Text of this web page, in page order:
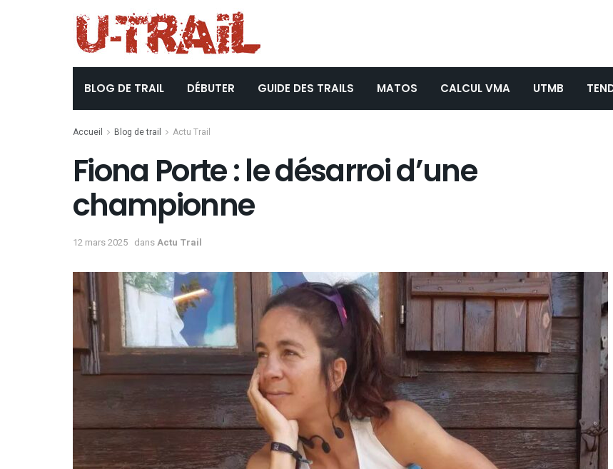
BLOG DE TRAIL DÉBUTER GUIDE DES TRAILS MATOS CALCUL VMA UTMB
Accueil Blog de trail Actu Trail
Fiona Porte : le désarroi d’une
championne
12 mars 2025 dansActu Trail